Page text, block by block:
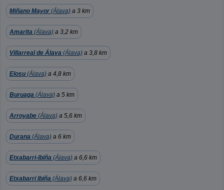
Miñano Mayor (Álava) a 3 km
Amarita (Álava) a 3,2 km
Villarreal de Álava (Álava) a 3,8 km
Elosu (Álava) a 4,8 km
Buruaga (Álava) a 5 km
Arroyabe (Álava) a 5,6 km
Durana (Álava) a 6 km
Etxabarri-Ibiña (Álava) a 6,6 km
Etxabarri Ibiña (Álava) a 6,6 km